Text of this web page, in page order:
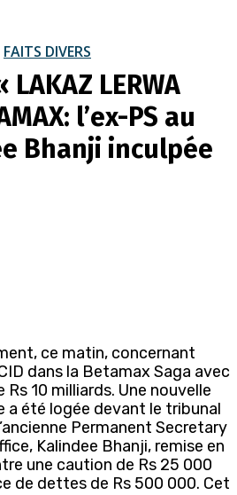
FAITS DIVERS
LAKAZ LERWA
l’ex-PS au
Bhanji inculpée
ce matin, concernant
dans la Betamax Saga avec
10 milliards. Une nouvelle
a été logée devant le tribunal
Permanent Secretary
Kalindee Bhanji, remise en
une caution de Rs 25 000
de dettes de Rs 500 000. Cet